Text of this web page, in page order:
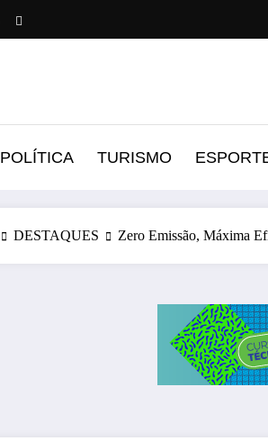
POLÍTICA TURISMO
DESTAQUES Zero Emissão, Máxima